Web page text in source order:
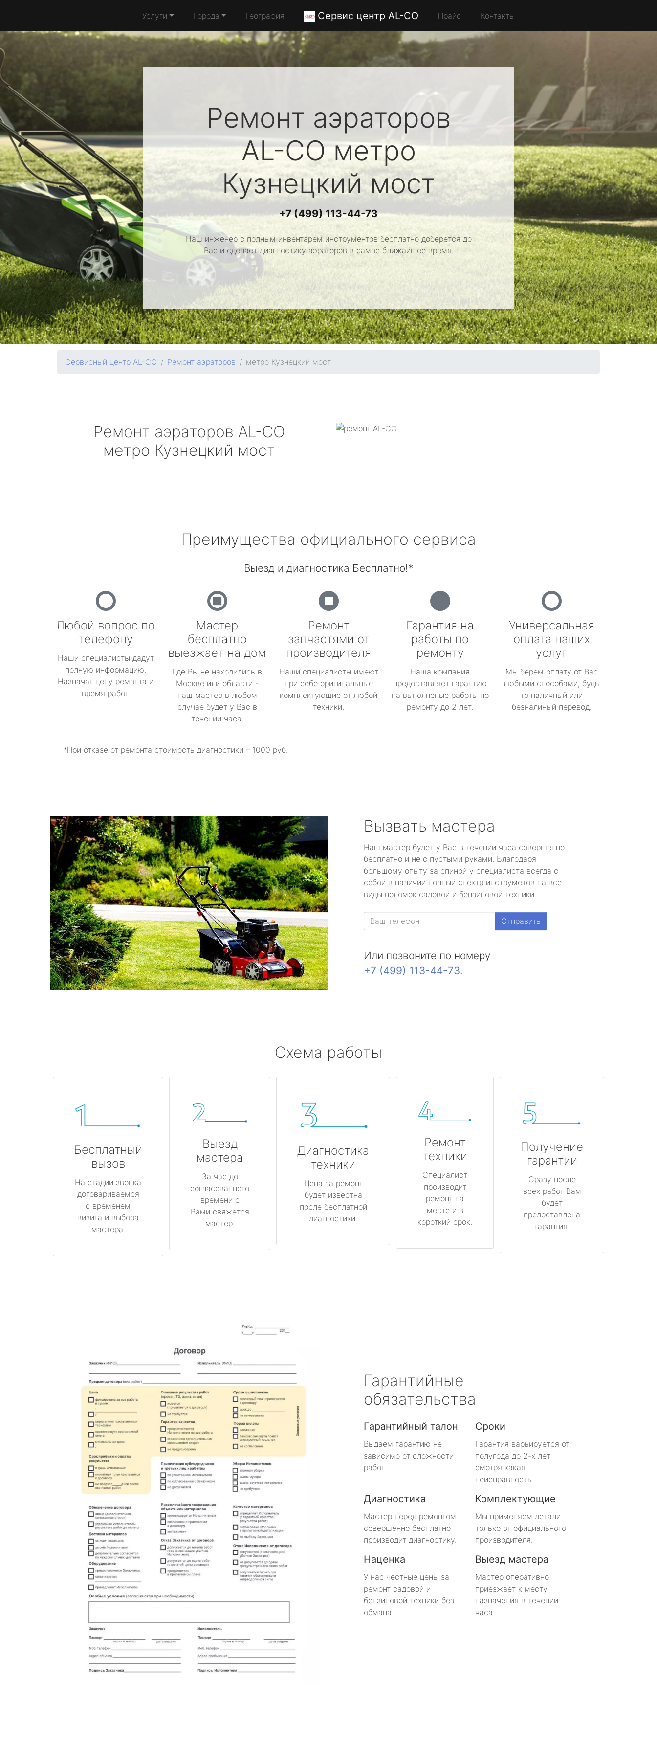
Услуги Города География Сервис центр AL-CO Прайс Контакты
Ремонт аэраторов
AL-COметро
Кузнецкий мост
+7 (499) 113-44-73
Наш инженер с полным инвентарем инструментов бесплатно доберется до
Вас и сделает диагностику аэраторов в самое ближайшее время.
Сервисный центр AL-CO Ремонт аэраторов метро Кузнецкий мост
Ремонт аэраторов AL-CO
метро Кузнецкий мост
Преимущества официального сервиса
Выезд и диагностика Бесплатно!*
Любой вопрос по
телефону
Наши специалисты дадут
полную информацию.
Назначат цену ремонта и
время работ.
Мастер
бесплатно
выезжает на дом
Где Вы не находились в
Москве или области -
наш мастер в любом
случае будет у Вас в
течении часа.
Ремонт
запчастями от
производителя
Наши специалисты имеют
при себе оригинальные
комплектующие от любой
техники.
Гарантия на
работы по
ремонту
Наша компания
предоставляет гарантию
на выполненые работы по
ремонту до 2 лет.
Универсальная
оплата наших
услуг
Мы берем оплату от Вас
любыми способами, будь
то наличный или
безналиный перевод.
*При отказе от ремонта стоимость диагностики – 1000 руб.
Вызвать мастера
Наш мастер будет у Вас в течении часа совершенно
бесплатно и не с пустыми руками. Благодаря
большому опыту за спиной у специалиста всегда с
собой в наличии полный спектр инструметов на все
виды поломок садовой и бензиновой техники.
Отправить
Или позвоните по номеру
+7 (499) 113-44-73.
Схема работы
Бесплатный
вызов
На стадии звонка
договариваемся
с временем
визита и выбора
мастера.
Выезд
мастера
За час до
согласованного
времени с
Вами свяжется
мастер.
Диагностика
техники
Цена за ремонт
будет известна
после бесплатной
диагностики.
Ремонт
техники
Специалист
производит
ремонт на
месте и в
короткий срок.
Получение
гарантии
Сразу после
всех работ Вам
будет
предоставлена
гарантия.
Гарантийные
обязательства
Гарантийный талон
Выдаем гарантию не
зависимо от сложности
работ.
Сроки
Гарантия варьируется от
полугода до 2-х лет
смотря какая
неисправность.
Диагностика
Мастер перед ремонтом
совершенно бесплатно
производит диагностику.
Комплектующие
Мы применяем детали
только от официального
производителя.
Наценка
У нас честные цены за
ремонт садовой и
бензиновой техники без
обмана.
Выезд мастера
Мастер оперативно
приезжает к месту
назначения в течении
часа.